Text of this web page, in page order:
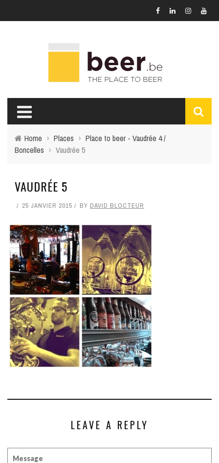
Home › Places › Place to beer - Vaudrée 4 /
Boncelles › Vaudrée 5
VAUDRÉE 5
25 JANVIER 2015 BY DAVID BLOCTEUR
LEAVE A REPLY